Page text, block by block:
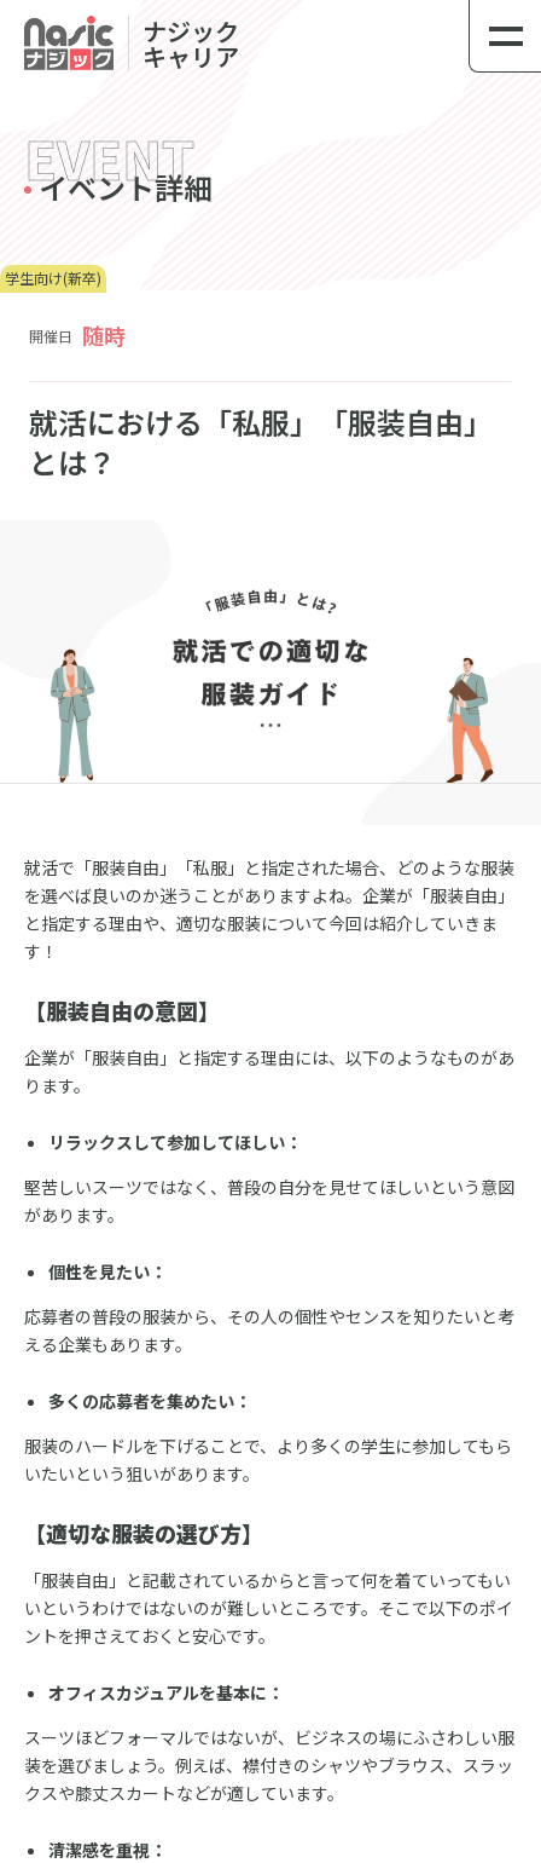
ナジック
キャリア
EVENT
イベント詳細
学生向け(新卒)
開催日 随時
就活における「私服」「服装自由」
とは？
就活で「服装自由」「私服」と指定された場合、どのような服装
を選べば良いのか迷うことがありますよね。企業が「服装自由」
と指定する理由や、適切な服装について今回は紹介していきま
す！
【服装自由の意図】
企業が「服装自由」と指定する理由には、以下のようなものがあ
ります。
リラックスして参加してほしい：
堅苦しいスーツではなく、普段の自分を見せてほしいという意図
があります。
個性を見たい：
応募者の普段の服装から、その人の個性やセンスを知りたいと考
える企業もあります。
多くの応募者を集めたい：
服装のハードルを下げることで、より多くの学生に参加してもら
いたいという狙いがあります。
【適切な服装の選び方】
「服装自由」と記載されているからと言って何を着ていってもい
いというわけではないのが難しいところです。そこで以下のポイ
ントを押さえておくと安心です。
オフィスカジュアルを基本に：
スーツほどフォーマルではないが、ビジネスの場にふさわしい服
装を選びましょう。例えば、襟付きのシャツやブラウス、スラッ
クスや膝丈スカートなどが適しています。
清潔感を重視：